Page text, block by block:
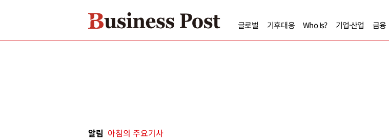
글로벌 기후대응 Who Is? 기업·산업 금융
알림 아침의 주요기사